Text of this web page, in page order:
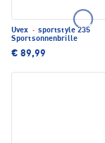
Uvex · sportstyle 235
Sportsonnenbrille
€ 89,99